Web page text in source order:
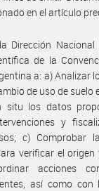
en el artículo
Dirección
de la
a: a) Analizar
de uso de suelo
situ los datos
y
c) Comprobar
verificar el
acciones
así como